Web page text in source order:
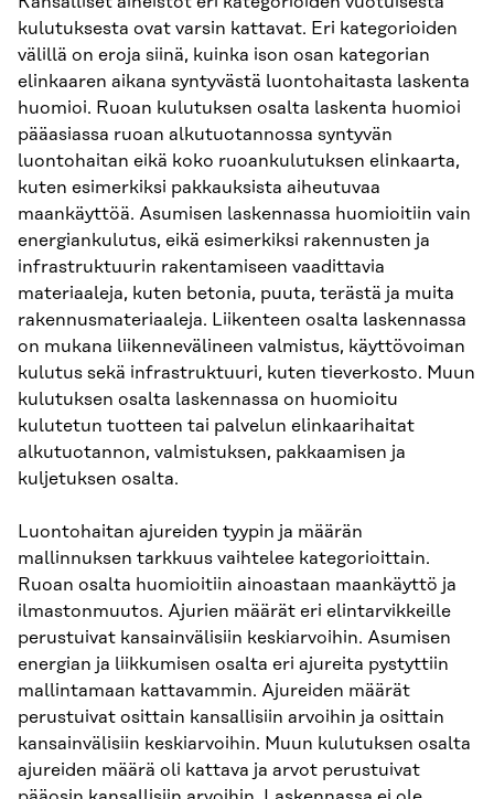
kulutuksesta ovat varsin kattavat. Eri kategorioiden
välillä on eroja siinä, kuinka ison osan kategorian
elinkaaren aikana syntyvästä luontohaitasta laskenta
huomioi. Ruoan kulutuksen osalta laskenta huomioi
pääasiassa ruoan alkutuotannossa syntyvän
luontohaitan eikä koko ruoankulutuksen elinkaarta,
kuten esimerkiksi pakkauksista aiheutuvaa
maankäyttöä. Asumisen laskennassa huomioitiin vain
energiankulutus, eikä esimerkiksi rakennusten ja
infrastruktuurin rakentamiseen vaadittavia
materiaaleja, kuten betonia, puuta, terästä ja muita
rakennusmateriaaleja. Liikenteen osalta laskennassa
on mukana liikennevälineen valmistus, käyttövoiman
kulutus sekä infrastruktuuri, kuten tieverkosto. Muun
kulutuksen osalta laskennassa on huomioitu
kulutetun tuotteen tai palvelun elinkaarihaitat
alkutuotannon, valmistuksen, pakkaamisen ja
kuljetuksen osalta.
Luontohaitan ajureiden tyypin ja määrän
mallinnuksen tarkkuus vaihtelee kategorioittain.
Ruoan osalta huomioitiin ainoastaan maankäyttö ja
ilmastonmuutos. Ajurien määrät eri elintarvikkeille
perustuivat kansainvälisiin keskiarvoihin. Asumisen
energian ja liikkumisen osalta eri ajureita pystyttiin
mallintamaan kattavammin. Ajureiden määrät
perustuivat osittain kansallisiin arvoihin ja osittain
kansainvälisiin keskiarvoihin. Muun kulutuksen osalta
ajureiden määrä oli kattava ja arvot perustuivat